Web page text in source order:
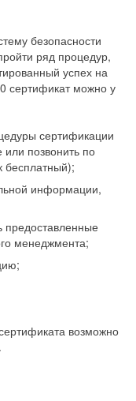
безопасности
ряд процедур,
успех на
сертификат можно у
сертификации
или позвонить по
бесплатный);
информации,
предоставленные
менеджмента;
возможно